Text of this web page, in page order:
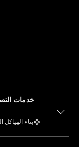
خدمات
بناء الهياكل